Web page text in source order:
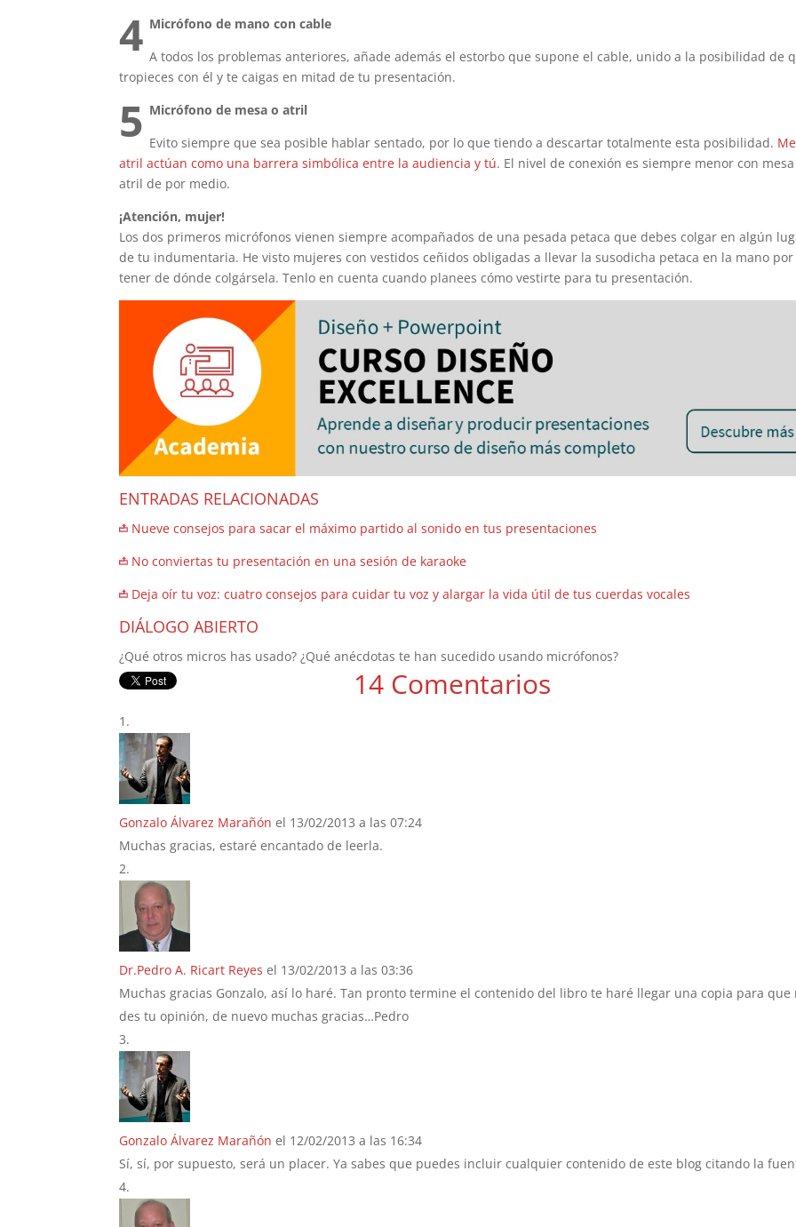
4 Micrófono de mano con cable
A todos los problemas anteriores, añade además el estorbo que supone el cable, unido a la posibilidad de
tropieces con él y te caigas en mitad de tu presentación.
5 Micrófono de mesa o atril
Evito siempre que sea posible hablar sentado, por lo que tiendo a descartar totalmente esta posibilidad.
atril actúan como una barrera simbólica entre la audiencia y tú. El nivel de conexión es siempre menor con
atril de por medio.
¡Atención, mujer!
Los dos primeros micrófonos vienen siempre acompañados de una pesada petaca que debes colgar en algún
de tu indumentaria. He visto mujeres con vestidos ceñidos obligadas a llevar la susodicha petaca en la mano
tener de dónde colgársela. Tenlo en cuenta cuando planees cómo vestirte para tu presentación.
ENTRADAS RELACIONADAS
Nueve consejos para sacar el máximo partido al sonido en tus presentaciones
No conviertas tu presentación en una sesión de karaoke
Deja oír tu voz: cuatro consejos para cuidar tu voz y alargar la vida útil de tus cuerdas vocales
DIÁLOGO ABIERTO
¿Qué otros micros has usado? ¿Qué anécdotas te han sucedido usando micrófonos?
14 Comentarios
Gonzalo Álvarez Marañón el 13/02/2013 a las 07:24
Muchas gracias, estaré encantado de leerla.
Dr.Pedro A. Ricart Reyes el 13/02/2013 a las 03:36
Muchas gracias Gonzalo, así lo haré. Tan pronto termine el contenido del libro te haré llegar una copia para que
des tu opinión, de nuevo muchas gracias…Pedro
Gonzalo Álvarez Marañón el 12/02/2013 a las 16:34
Sí, sí, por supuesto, será un placer. Ya sabes que puedes incluir cualquier contenido de este blog citando la